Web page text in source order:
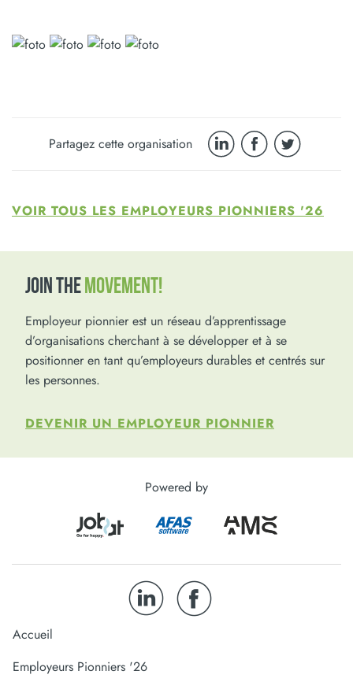
Partagez cette organisation
VOIR TOUS LES EMPLOYEURS PIONNIERS '26
JOIN THEMOVEMENT!
Employeur pionnier est un réseau d’apprentissage
d’organisations cherchant à se développer et à se
positionner en tant qu’employeurs durables et centrés sur
les personnes.
DEVENIR UN EMPLOYEUR PIONNIER
Powered by
Accueil
Employeurs Pionniers '26